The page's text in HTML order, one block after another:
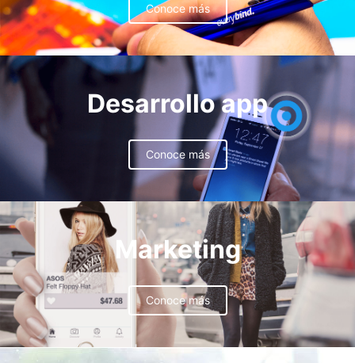
Conoce más
Desarrollo app
Conoce más
Marketing
Conoce más